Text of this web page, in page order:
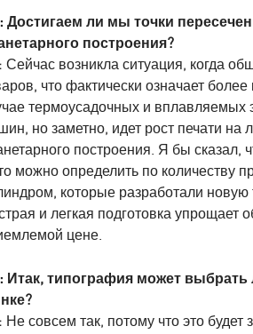
Достигаем ли мы точки
построения?
Сейчас возникла ситуация, когда
что фактически означает
термоусадочных и вплавляемых
но заметно, идет рост печати
построения. Я бы сказал,
можно определить по количеству
которые разработали
и легкая подготовка упрощает
цене.
Итак, типография может
Не совсем так, потому что это будет